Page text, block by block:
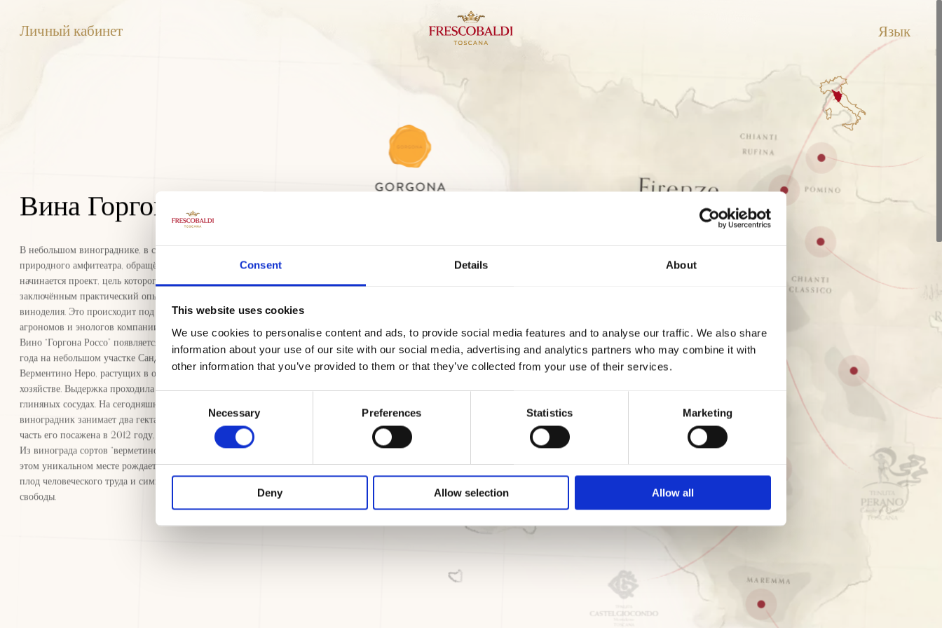
Consent Details About
This website uses cookies
We use cookies to personalise content and ads, to provide social media features and to analyse our traffic. We also share
information about your use of our site with our social media, advertising and analytics partners who may combine it with
other information that you’ve provided to them or that they’ve collected from your use of their services.
Selection
Necessary Preferences Statistics Marketing
Deny Allow selection Allow all
Личный кабинет Язык
Вина Горгона
В небольшом винограднике, в самом сердце
природного амфитеатра, обращённого к морю,
начинается проект, цель которого — дать
заключённым практический опыт в области
виноделия. Это происходит под руководством
агрономов и энологов компании Фрескобальди.
Вино “Горгона Россо” появляется с урожаем 2015
года на небольшом участке Санджовезе и
Верментино Неро, растущих в органическом
хозяйстве. Выдержка проходила в традиционных
глиняных сосудах. На сегодняшний день
виноградник занимает два гектара земли. Одна
часть его посажена в 2012 году, другая – в 2015.
Из винограда сортов “верметино” и “ансоника” в
этом уникальном месте рождается вино “Горгона” -
плод человеческого труда и символ надежды и
свободы.